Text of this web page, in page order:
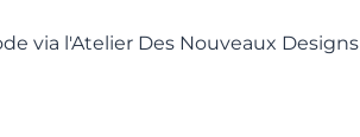
via l'Atelier Des Nouveaux Designs